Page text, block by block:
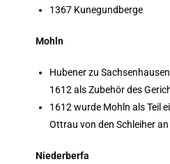
1367 Kunegundberge
Mohln
Hubener zu
1612 als Zubehör des
1612 wurde Mohln als Teil
Ottrau von den Schleiher
Niederberfa